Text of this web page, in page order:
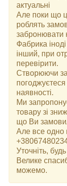
актуальні
Але поки що
роблять
забронювати
Фабрика
інший, при
перевірити.
Створюючи
наявності.
Ми
товару зі
що Ви
Але все одно
Уточніть,
Велике
можемо.